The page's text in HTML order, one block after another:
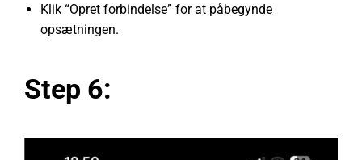
Klik “Opret forbindelse” for at påbegynde
opsætningen.
Step 6: